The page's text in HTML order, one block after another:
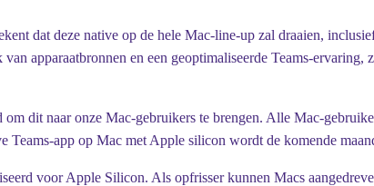
dat deze native op de hele Mac-line-up zal draaien,
apparaatbronnen en een geoptimaliseerde Teams-
dit naar onze Mac-gebruikers te brengen. Alle Mac-
Teams-app op Mac met Apple silicon wordt de komende
voor Apple Silicon. Als opfrisser kunnen Macs